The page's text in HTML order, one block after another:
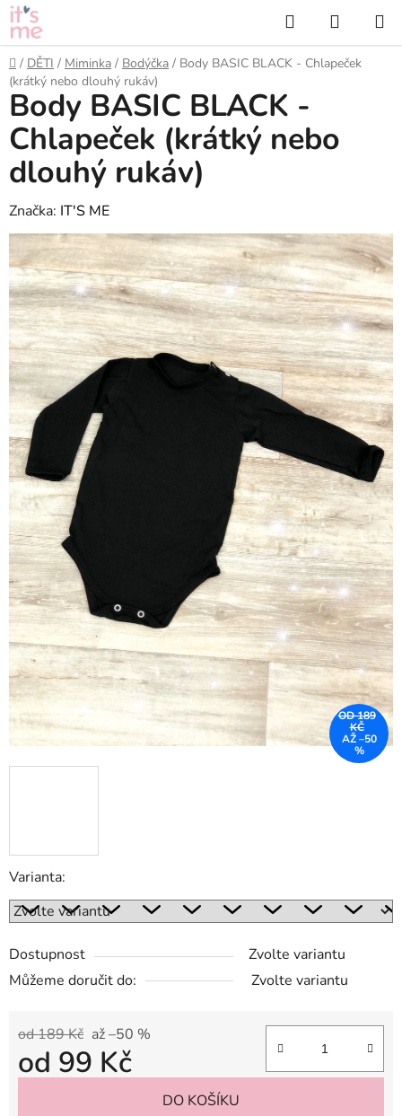
Přejít
na
obsah
Hledat
KOŠÍK
Domů
/ DĚTI / Miminka / Bodýčka / Body BASIC BLACK - Chlapeček
(krátký nebo dlouhý rukáv)
Varianta:
Dostupnost
Zvolte variantu
Můžeme doručit do:
Zvolte variantu
od 189 Kč až –50 %
od 99 Kč
DO KOŠÍKU
Body BASIC BLACK -
Chlapeček (krátký nebo
dlouhý rukáv)
Značka: IT'S ME
OD 189
KČ
AŽ –50
%